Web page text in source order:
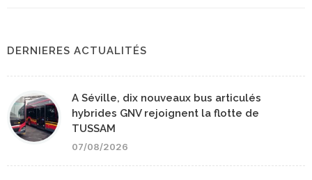
DERNIERES ACTUALITÉS
A Séville, dix nouveaux bus articulés
hybrides GNV rejoignent la flotte de
TUSSAM
07/08/2026